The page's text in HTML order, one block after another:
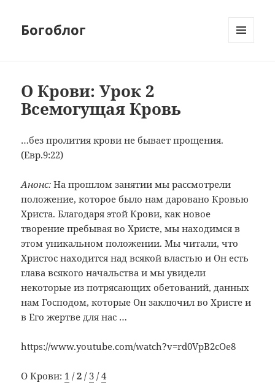
Богоблог
О Крови: Урок 2
Всемогущая Кровь
…без пролития крови не бывает прощения.
(Евр.9:22)
Анонс: На прошлом занятии мы рассмотрели
положение, которое было нам даровано Кровью
Христа. Благодаря этой Крови, как новое
творение пребывая во Христе, мы находимся в
этом уникальном положении. Мы читали, что
Христос находится над всякой властью и Он есть
глава всякого начальства и мы увидели
некоторые из потрясающих обетований, данных
нам Господом, которые Он заключил во Христе и
в Его жертве для нас …
https://www.youtube.com/watch?v=rd0VpB2cOe8
О Крови: 1 /2 / 3 /4